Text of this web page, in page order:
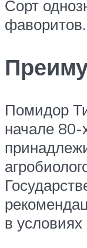
Сорт
фаворитов.
Помидор
начале 80-
в